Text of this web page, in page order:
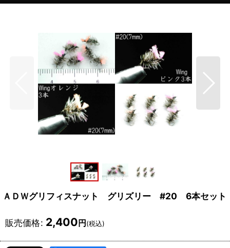
ＡＤＷグリフィスナット グリズリー #20 6本セット
販売価格: 2,400 円 (税込)